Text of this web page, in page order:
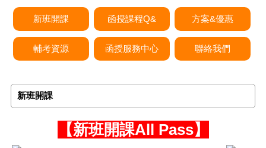
新班開課 函授課程Q& 方案&優惠
輔考資源 函授服務中心 聯絡我們
新班開課
【新班開課All Pass】